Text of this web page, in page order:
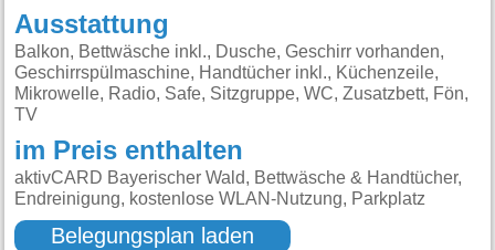
Ausstattung
Balkon, Bettwäsche inkl., Dusche, Geschirr vorhanden,
Geschirrspülmaschine, Handtücher inkl., Küchenzeile,
Mikrowelle, Radio, Safe, Sitzgruppe, WC, Zusatzbett, Fön,
TV
im Preis enthalten
aktivCARD Bayerischer Wald, Bettwäsche & Handtücher,
Endreinigung, kostenlose WLAN-Nutzung, Parkplatz
Belegungsplan laden